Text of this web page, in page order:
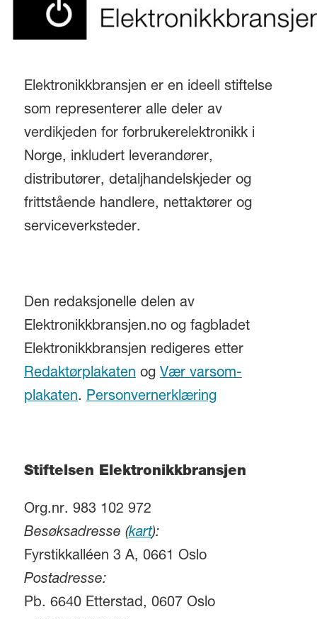
Elektronikkbransjen er en ideell stiftelse
som representerer alle deler av
verdikjeden for forbrukerelektronikk i
Norge, inkludert leverandører,
distributører, detaljhandelskjeder og
frittstående handlere, nettaktører og
serviceverksteder.
Den redaksjonelle delen av
Elektronikkbransjen.no og fagbladet
Elektronikkbransjen redigeres etter
Redaktørplakaten og Vær varsom-
plakaten. Personvernerklæring
Stiftelsen Elektronikkbransjen
Org.nr. 983 102 972
Besøksadresse (kart):
Fyrstikkalléen 3 A, 0661 Oslo
Postadresse:
Pb. 6640 Etterstad, 0607 Oslo